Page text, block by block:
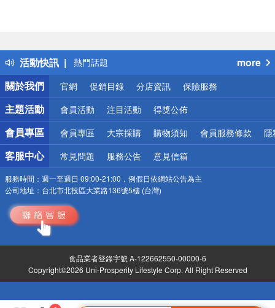
活動快訊
得獎公告
熱門話題
銀行優惠
偏遠地區配送
詐騙網頁！請小心！
more
關於我們
官網 促銷目錄 分店資訊 保險服務
主題活動 會員活動 注目活動 得獎公佈
會員專區 會員專區 大宗採購 購物須知 會員服務條款 隱
客服中心 常見問題 服務公告 意見信箱
服務時間： 週一至週日 09:00-21:00，例假日依網站公告為主
公司地址： 台北市北投區大業路136號5樓 (台灣)
食品業者登錄字號 A-122662550-00000-6
Copyright©2026 Uni-Prosperity Lifestyle Corp. All Right Reserved